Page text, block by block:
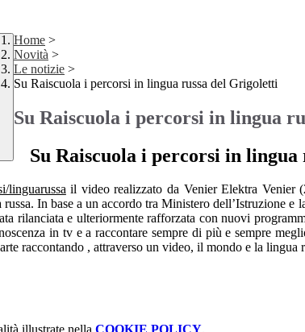
Home >
Novità >
Le notizie >
Su Raiscuola i percorsi in lingua russa del Grigoletti
Su Raiscuola i percorsi in lingua
Su Raiscuola i percorsi in
linguarussa il video realizzato da Venier Elektra Venier
In base a un accordo tra Ministero dell’Istruzione
rilanciata e ulteriormente rafforzata con nuovi
in tv e a raccontare sempre di più e sempre
raccontando , attraverso un video, il mondo e la lingua
illustrate nella COOKIE POLICY.